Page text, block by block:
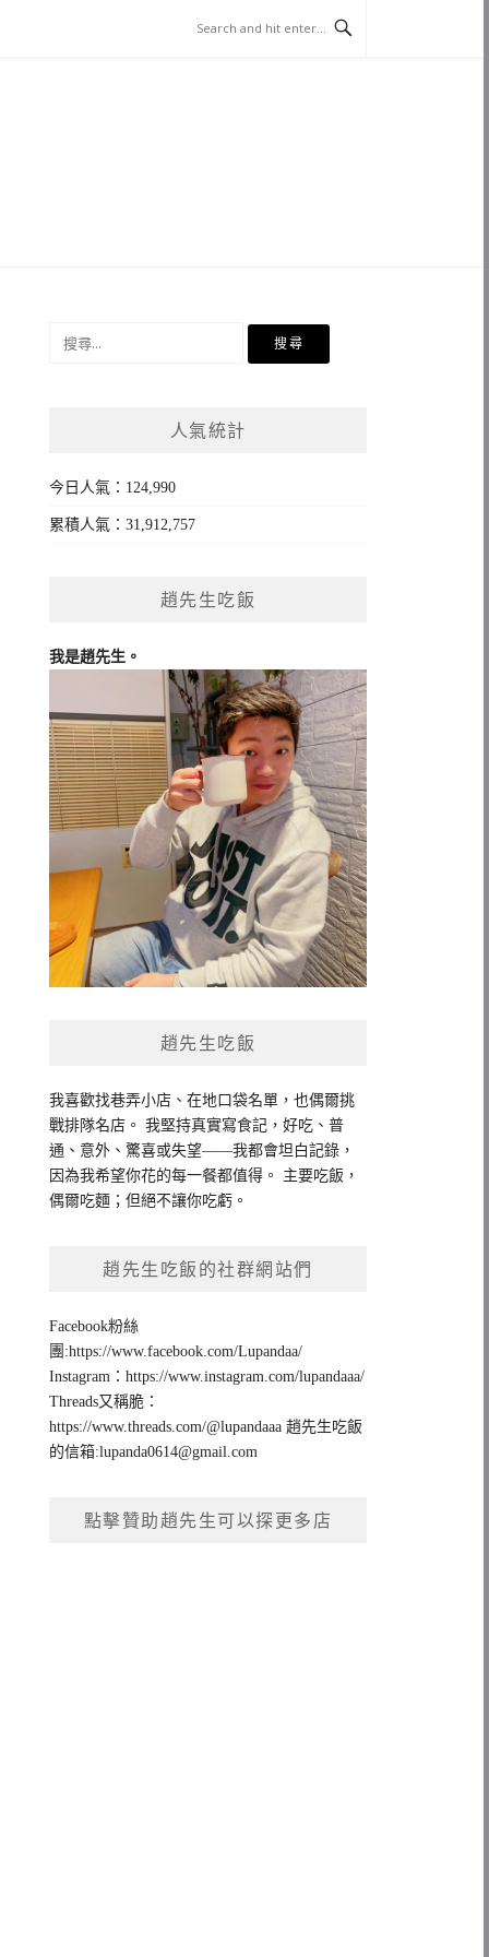
人氣統計
今日人氣：124,990
累積人氣：31,912,757
趙先生吃飯
我是趙先生。
趙先生吃飯
我喜歡找巷弄小店、在地口袋名單，也偶爾挑
戰排隊名店。 我堅持真實寫食記，好吃、普
通、意外、驚喜或失望——我都會坦白記錄，
因為我希望你花的每一餐都值得。 主要吃飯，
偶爾吃麵；但絕不讓你吃虧。
趙先生吃飯的社群網站們
Facebook粉絲
團:https://www.facebook.com/Lupandaa/
Instagram：https://www.instagram.com/lupandaaa/
Threads又稱脆：
https://www.threads.com/@lupandaaa 趙先生吃飯
的信箱:lupanda0614@gmail.com
點擊贊助趙先生可以探更多店